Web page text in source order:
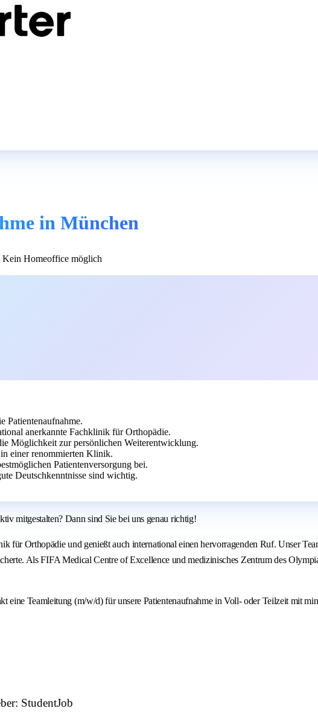
in München
Kein Homeoffice möglich
Patientenaufnahme.
anerkannte Fachklinik für Orthopädie.
Möglichkeit zur persönlichen Weiterentwicklung.
einer renommierten Klinik.
Patientenversorgung bei.
Deutschkenntnisse sind wichtig.
mitgestalten? Dann sind Sie bei uns genau richtig!
Orthopädie und genießt auch international einen hervorragenden Ruf. Unser
Als FIFA Medical Centre of Excellence und medizinisches Zentrum des
eine Teamleitung (m/w/d) für unsere Patientenaufnahme in Voll- oder Teilzeit mit
StudentJob